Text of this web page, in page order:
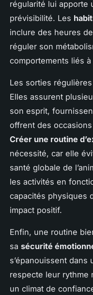
régularité lui apporte
prévisibilité. Les
inclure des heures
réguler son
comportements liés à
Les sorties
Elles assurent
son esprit,
offrent des
Créer une routine
nécessité, car elle
santé globale de
les activités en
capacités physiques
impact positif.
Enfin, une routine
sa sécurité
s’épanouissent dans
respecte leur rythme
un climat de